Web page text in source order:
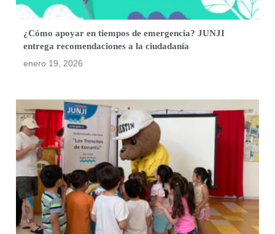
¿Cómo apoyar en tiempos de emergencia? JUNJI
entrega recomendaciones a la ciudadanía
enero 19, 2026